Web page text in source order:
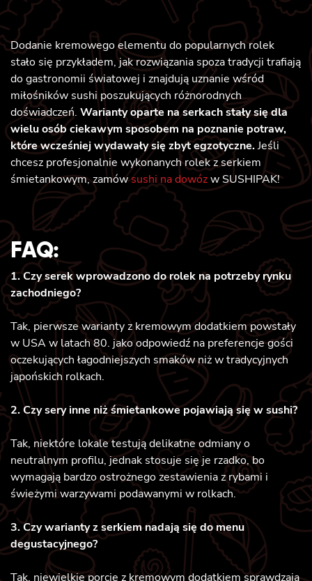
Dodanie kremowego elementu do popularnych rolek
stało się przykładem, jak rozwiązania spoza tradycji trafiają
do gastronomii światowej i znajdują uznanie wśród
miłośników sushi poszukujących różnorodnych
doświadczeń. Warianty oparte na serkach stały się dla
wielu osób ciekawym sposobem na poznanie potraw,
które wcześniej wydawały się zbyt egzotyczne.Jeśli
chcesz profesjonalnie wykonanych rolek z serkiem
śmietankowym, zamówsushi na dowózw SUSHIPAK!
FAQ:
1. Czy serek wprowadzono do rolek na potrzeby rynku
zachodniego?
Tak, pierwsze warianty z kremowym dodatkiem powstały
w USA w latach 80. jako odpowiedź na preferencje gości
oczekujących łagodniejszych smaków niż w tradycyjnych
japońskich rolkach.
2. Czy sery inne niż śmietankowe pojawiają się w sushi?
Tak, niektóre lokale testują delikatne odmiany o
neutralnym profilu, jednak stosuje się je rzadko, bo
wymagają bardzo ostrożnego zestawienia z rybami i
świeżymi warzywami podawanymi w rolkach.
3. Czy warianty z serkiem nadają się do menu
degustacyjnego?
Tak, niewielkie porcje z kremowym dodatkiem sprawdzają